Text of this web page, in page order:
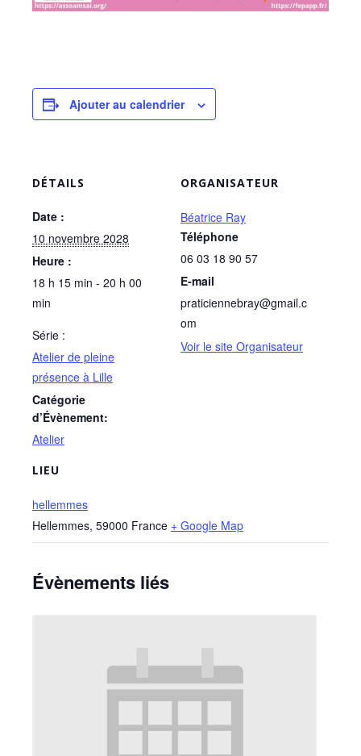
Ajouter au calendrier
DÉTAILS
Date :
10 novembre 2028
Heure :
18 h 15 min - 20 h 00
min
Série :
Atelier de pleine
présence à Lille
Catégorie
d’Évènement:
Atelier
LIEU
hellemmes
Hellemmes, 59000 France + Google Map
ORGANISATEUR
Béatrice Ray
Téléphone
06 03 18 90 57
E-mail
praticiennebray@gmail.c
om
Voir le site Organisateur
Évènements liés